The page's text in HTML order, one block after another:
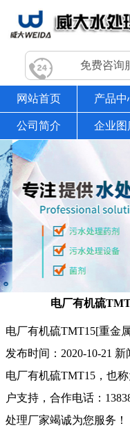
免费咨询
网站首页 产品中
公司简介 企业图
电厂有机硫
电厂有机硫TMT15[重金
发布时间： 2020-10-21 新
电厂有机硫TMT15，也
户支持，合作电话：
处理厂家竭诚为您服务！